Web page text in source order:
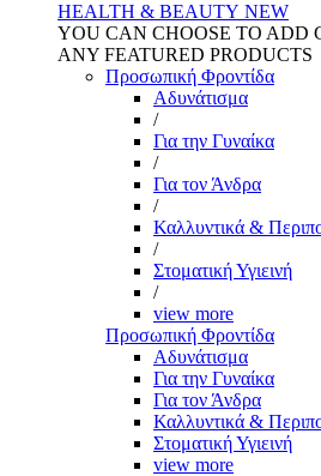
HEALTH & BEAUTY NEW
YOU CAN CHOOSE TO ADD
ANY FEATURED PRODUCTS
Προσωπική Φροντίδα
Αδυνάτισμα
/
Για την Γυναίκα
/
Για τον Άνδρα
/
Καλλυντικά &
/
Στοματική Υγιεινή
/
view more
Προσωπική Φροντίδα
Αδυνάτισμα
Για την Γυναίκα
Για τον Άνδρα
Καλλυντικά &
Στοματική Υγιεινή
view more